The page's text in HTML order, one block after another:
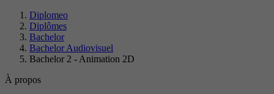
Diplomeo
Diplômes
Bachelor
Bachelor Audiovisuel
Bachelor 2 - Animation 2D
À propos